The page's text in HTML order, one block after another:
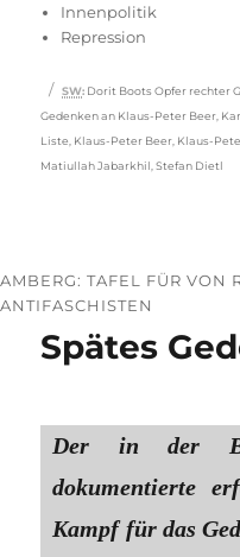
Innenpolitik
Repression
Schlagwörter
SW: Dorit Boots Opfer rechter
Gedenken an Klaus-Peter Beer
Liste Klaus-Peter Beer Klaus-
Matiullah Jabarkhil ,Stefan Dietl
AMBERG: TAFEL FÜR VON
ANTIFASCHISTEN
Spätes
Der in der
dokumentierte
Kampf für das